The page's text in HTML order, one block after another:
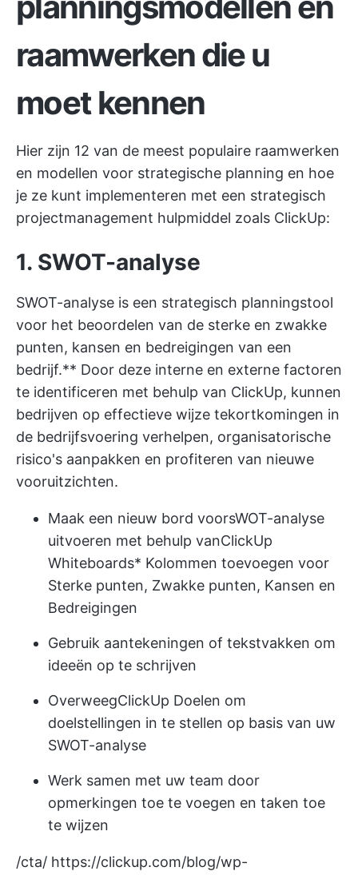
raamwerken die u
moet kennen
Hier zijn 12 van de meest populaire raamwerken
en modellen voor strategische planning en hoe
je ze kunt implementeren met een strategisch
projectmanagement hulpmiddel zoals ClickUp:
1. SWOT-analyse
SWOT-analyse is een strategisch planningstool
voor het beoordelen van de sterke en zwakke
punten, kansen en bedreigingen van een
bedrijf.** Door deze interne en externe factoren
te identificeren met behulp van ClickUp, kunnen
bedrijven op effectieve wijze tekortkomingen in
de bedrijfsvoering verhelpen, organisatorische
risico's aanpakken en profiteren van nieuwe
vooruitzichten.
Maak een nieuw bord voorsWOT-analyse
uitvoeren met behulp vanClickUp
Whiteboards* Kolommen toevoegen voor
Sterke punten, Zwakke punten, Kansen en
Bedreigingen
Gebruik aantekeningen of tekstvakken om
ideeën op te schrijven
OverweegClickUp Doelen om
doelstellingen in te stellen op basis van uw
SWOT-analyse
Werk samen met uw team door
opmerkingen toe te voegen en taken toe
te wijzen
/cta/ https://clickup.com/blog/wp-